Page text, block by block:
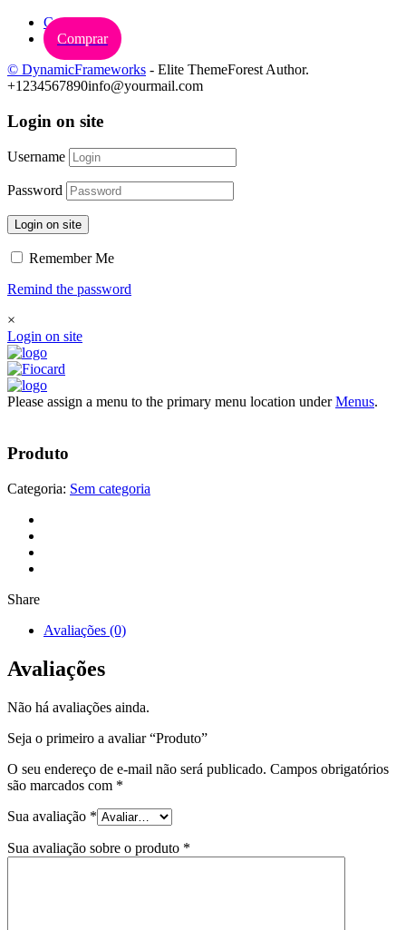
Carrinho
Comprar
© DynamicFrameworks - Elite ThemeForest Author.
+1234567890info@yourmail.com
Login on site
Username
Password
Login on site
Remember Me
Remind the password
×
Login on site
Please assign a menu to the primary menu location underMenus.
Produto
Categoria: Sem categoria
Share
Avaliações (0)
Avaliações
Não há avaliações ainda.
Seja o primeiro a avaliar “Produto”
O seu endereço de e-mail não será publicado. Campos obrigatórios
são marcados com *
Sua avaliação *
Sua avaliação sobre o produto *